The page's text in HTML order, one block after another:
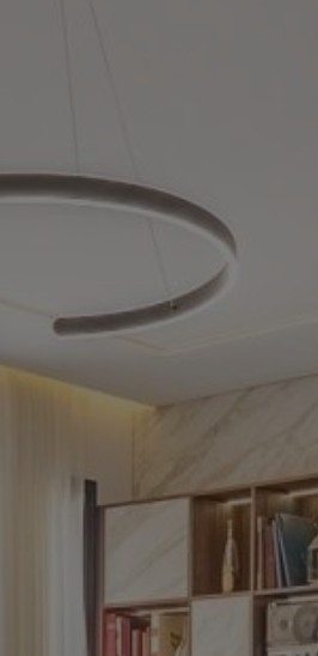
Acheter Villa 6 pièces 581 m²